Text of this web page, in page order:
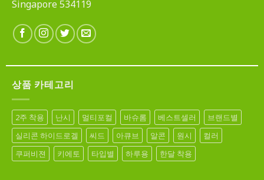
Singapore 534119
상품 카테고리
2주 착용 난시 멀티포컬 바슈롬 베스트셀러
브랜드별
실리콘 하이드로겔
씨드 아큐브 알콘 원시
컬러
쿠퍼비젼
키에토 타입별 하루용 한달 착용